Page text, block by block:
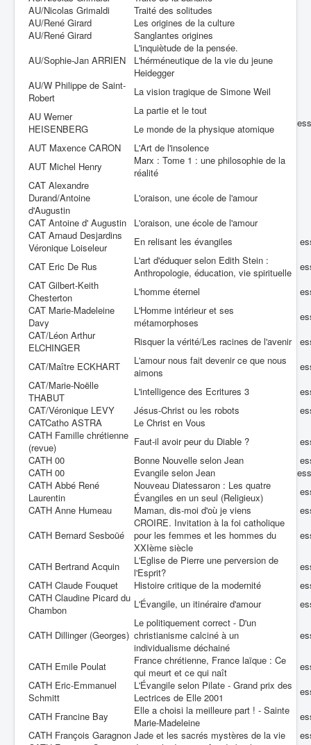
AU/Nicolas Grimaldi
Traité des solitudes
AU/René Girard
Les origines de la culture
AU/René Girard
Sanglantes origines
AU/Sophie-Jan ARRIEN
L'inquiètude de la pensée.
L'hérméneutique de la vie du jeune
Heidegger
AU/W Philippe de Saint-
Robert
La vision tragique de Simone Weil
AU Werner
HEISENBERG
La partie et le tout
Le monde de la physique atomique
ess
AUT Maxence CARON
L'Art de l'insolence
AUT Michel Henry
Marx : Tome 1 : une philosophie de la
réalité
CAT Alexandre
Durand/Antoine
d'Augustin
L'oraison, une école de l'amour
CAT Antoine d' Augustin
L'oraison, une école de l'amour
CAT Arnaud Desjardins
Véronique Loiseleur
En relisant les évangiles
CAT Eric De Rus
L'art d'éduquer selon Edith Stein :
Anthropologie, éducation, vie spirituelle
CAT Gilbert-Keith
Chesterton
L'homme éternel
CAT Marie-Madeleine
Davy
L'Homme intérieur et ses
métamorphoses
CAT/Léon Arthur
ELCHINGER
Risquer la vérité/Les racines de l'avenir
CAT/Maître ECKHART
L'amour nous fait devenir ce que nous
aimons
CAT/Marie-Noëlle
THABUT
L'intelligence des Ecritures 3
CAT/Véronique LEVY
Jésus-Christ ou les robots
CATCatho ASTRA
Le Christ en Vous
CATH Famille chrétienne
(revue)
Faut-il avoir peur du Diable ?
CATH 00
Bonne Nouvelle selon Jean
CATH 00
Evangile selon Jean
ess
CATH Abbé René
Laurentin
Nouveau Diatessaron : Les quatre
Évangiles en un seul (Religieux)
CATH Anne Humeau
Maman, dis-moi d'où je viens
CATH Bernard Sesboüé
CROIRE. Invitation à la foi catholique
pour les femmes et les hommes du
XXIème siècle
CATH Bertrand Acquin
L'Eglise de Pierre une perversion de
l'Esprit?
CATH Claude Fouquet
Histoire critique de la modernité
CATH Claudine Picard du
Chambon
L'Évangile, un itinéraire d'amour
CATH Dillinger (Georges)
Le politiquement correct - D'un
christianisme calciné à un
individualisme déchainé
CATH Emile Poulat
France chrétienne, France laïque : Ce
qui meurt et ce qui naît
CATH Eric-Emmanuel
Schmitt
L'Évangile selon Pilate - Grand prix des
Lectrices de Elle 2001
CATH Francine Bay
Elle a choisi la meilleure part ! - Sainte
Marie-Madeleine
CATH François Garagnon Jade et les sacrés mystères de la vie